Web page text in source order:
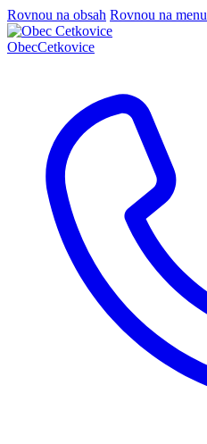
Rovnou na obsah Rovnou na menu
ObecCetkovice